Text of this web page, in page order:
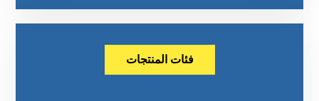
فئات المنتجات